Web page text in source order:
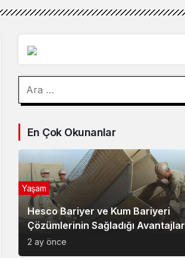
En Çok Okunanlar
Hesco Bariyer ve Kum Bariyeri
Çözümlerinin Sağladığı Avantajlar
2 ay önce
Yaşam